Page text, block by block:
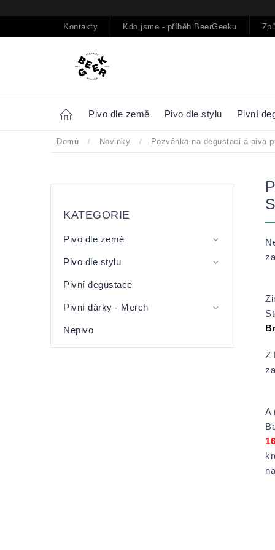
na
Kontakty Kdo jsme - příběh BeerGeeku
Home Pivo dle země Pivo dle stylu Pivní
Domů / Novinky / Pozvánka na degustaci a piva
panel
KATEGORIE
Pivo dle země
Pivo dle stylu
Pivní degustace
Pivní dárky - Merch
Nepivo
Z
A